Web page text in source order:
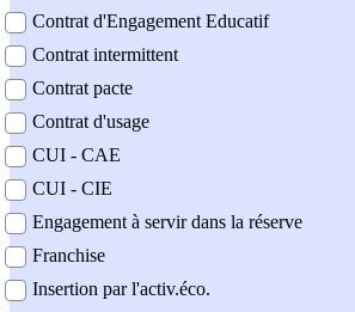
Contrat d'Engagement Educatif
Contrat intermittent
Contrat pacte
Contrat d'usage
CUI - CAE
CUI - CIE
Engagement à servir dans la réserve
Franchise
Insertion par l'activ.éco.